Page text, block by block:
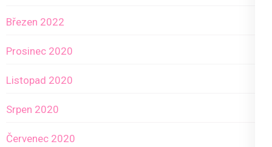
Březen 2022
Prosinec 2020
Listopad 2020
Srpen 2020
Červenec 2020